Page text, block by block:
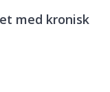
med kronisk